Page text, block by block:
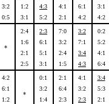
3:2
0:5
1:2
3:1
4:3
5:2
4:1
2:1
6:1
4:2
3:1
4:2
*
2:4
1:6
2:1
2:5
2:3
6:1
5:1
3:1
7:0
3:2
2:4
1:5
3:2
7:1
3:4
4:3
0:2
5:2
4:1
6:4
4:2
6:1
1:2
*
0:1
3:2
1:4
2:1
6:4
2:3
4:1
3:2
2:3
3:4
5:3
2:1